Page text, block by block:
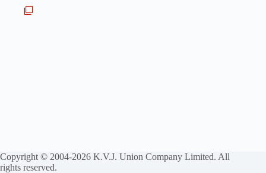
Copyright © 2004-2026 K.V.J. Union Company Limited. All
rights reserved.